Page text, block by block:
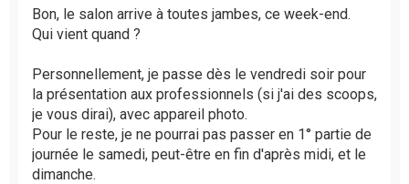
s
a
g
n
o
n
l
u
Bon, le salon arrive à toutes jambes, ce week-end.
Qui vient quand ?
Personnellement, je passe dès le vendredi soir pour
la présentation aux professionnels (si j'ai des scoops,
je vous dirai), avec appareil photo.
Pour le reste, je ne pourrai pas passer en 1° partie de
journée le samedi, peut-être en fin d'après midi, et le
dimanche.